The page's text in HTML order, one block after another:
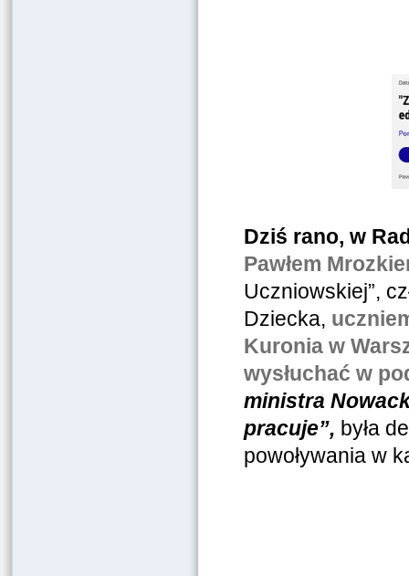
Dziś rano, w
Pawłem
Uczniowskiej”,
Dziecka,
Kuronia w
wysłuchać w
ministra
pracuje”, była
powoływania w